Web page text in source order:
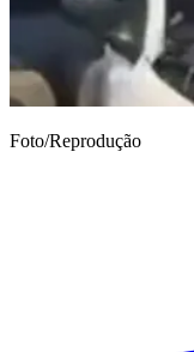
Foto/Reprodução